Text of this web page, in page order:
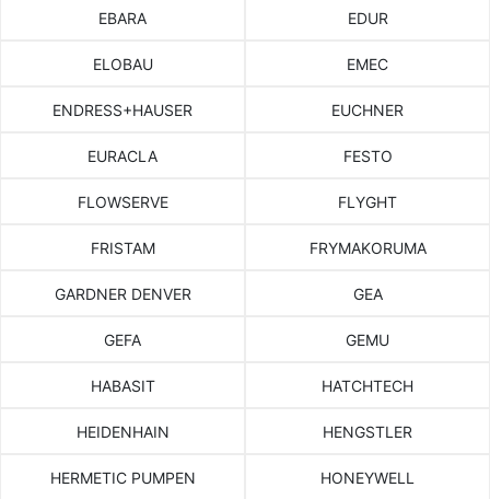
EBARA EDUR
ELOBAU EMEC
ENDRESS+HAUSER EUCHNER
EURACLA FESTO
FLOWSERVE FLYGHT
FRISTAM FRYMAKORUMA
GARDNER DENVER GEA
GEFA GEMU
HABASIT HATCHTECH
HEIDENHAIN HENGSTLER
HERMETIC PUMPEN HONEYWELL